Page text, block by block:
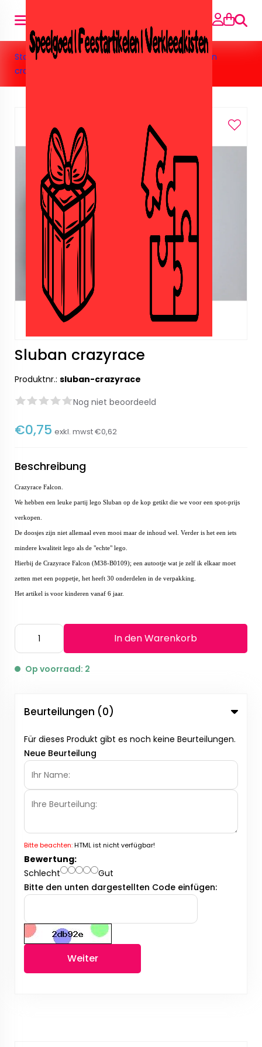
Suche
Startseite» Speelgoed»Nep lego/Sluban»Sluban
crazyrace
Sluban crazyrace
Produktnr.: sluban-crazyrace
Nog niet beoordeeld
€0,75 exkl. mwst€0,62
Beschreibung
Crazyrace Falcon.
We hebben een leuke partij lego Sluban op de kop getikt die we voor een spot-prijs
verkopen.
De doosjes zijn niet allemaal even mooi maar de inhoud wel. Verder is het een iets
mindere kwaliteit lego als de "echte" lego.
Hierbij de Crazyrace Falcon (M38-B0109); een autootje wat je zelf ik elkaar moet
zetten met een poppetje, het heeft 30 onderdelen in de verpakking.
Het artikel is voor kinderen vanaf 6 jaar.
In den Warenkorb
Op voorraad: 2
Beurteilungen (0)
Für dieses Produkt gibt es noch keine Beurteilungen.
Neue Beurteilung
Bitte beachten:HTML ist nicht verfügbar!
Bewertung:
Schlecht
Gut
Bitte den unten dargestellten Code einfügen:
Weiter